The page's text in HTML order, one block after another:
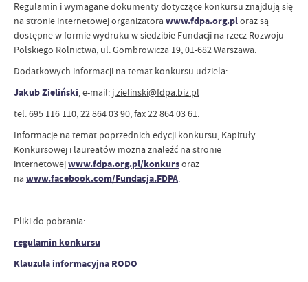
Regulamin i wymagane dokumenty dotyczące konkursu znajdują się
na stronie internetowej organizatora www.fdpa.org.ploraz są
dostępne w formie wydruku w siedzibie Fundacji na rzecz Rozwoju
Polskiego Rolnictwa, ul. Gombrowicza 19, 01-682 Warszawa.
Dodatkowych informacji na temat konkursu udziela:
Jakub Zieliński, e-mail: j.zielinski@fdpa.biz.pl
tel. 695 116 110; 22 864 03 90; fax 22 864 03 61.
Informacje na temat poprzednich edycji konkursu, Kapituły
Konkursowej i laureatów można znaleźć na stronie
internetowejwww.fdpa.org.pl/konkursoraz
na www.facebook.com/Fundacja.FDPA.
Pliki do pobrania:
regulamin konkursu
Klauzula informacyjna RODO